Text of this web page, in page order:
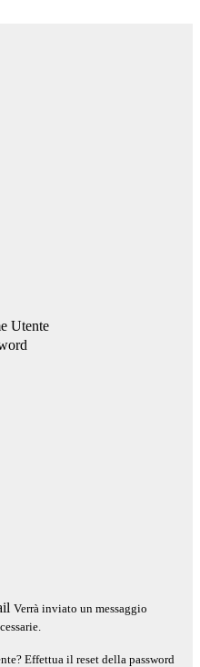
Utente
Verrà inviato un messaggio
Effettua il reset della password